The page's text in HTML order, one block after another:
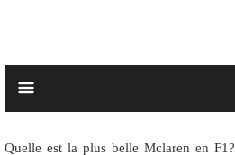
Quelle est la plus belle Mclaren en F1?